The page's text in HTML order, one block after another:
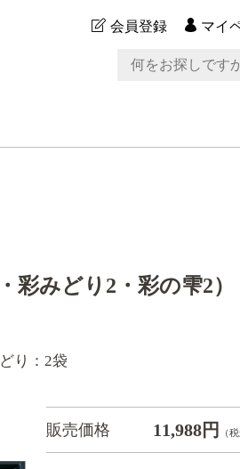
会員登録 マイ
彩みどり2・彩の雫2）
り：2袋
販売価格 11,988円 （